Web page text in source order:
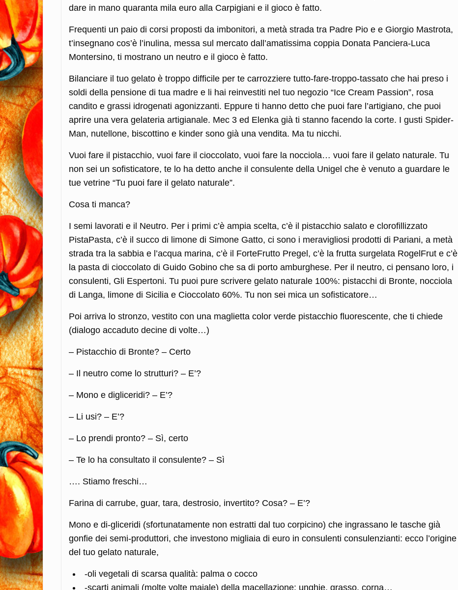
dare in mano quaranta mila euro alla Carpigiani e il gioco è fatto.
Frequenti un paio di corsi proposti da imbonitori, a metà strada tra Padre Pio e e Giorgio Mastrota,
t’insegnano cos’è l’inulina, messa sul mercato dall’amatissima coppia Donata Panciera-Luca
Montersino, ti mostrano un neutro e il gioco è fatto.
Bilanciare il tuo gelato è troppo difficile per te carrozziere tutto-fare-troppo-tassato che hai preso i
soldi della pensione di tua madre e li hai reinvestiti nel tuo negozio “Ice Cream Passion”, rosa
candito e grassi idrogenati agonizzanti. Eppure ti hanno detto che puoi fare l’artigiano, che puoi
aprire una vera gelateria artigianale. Mec 3 ed Elenka già ti stanno facendo la corte. I gusti Spider-
Man, nutellone, biscottino e kinder sono già una vendita. Ma tu nicchi.
Vuoi fare il pistacchio, vuoi fare il cioccolato, vuoi fare la nocciola… vuoi fare il gelato naturale. Tu
non sei un sofisticatore, te lo ha detto anche il consulente della Unigel che è venuto a guardare le
tue vetrine “Tu puoi fare il gelato naturale”.
Cosa ti manca?
I semi lavorati e il Neutro. Per i primi c’è ampia scelta, c’è il pistacchio salato e clorofillizzato
PistaPasta, c’è il succo di limone di Simone Gatto, ci sono i meravigliosi prodotti di Pariani, a metà
strada tra la sabbia e l’acqua marina, c’è il ForteFrutto Pregel, c’è la frutta surgelata RogelFrut e c’è
la pasta di cioccolato di Guido Gobino che sa di porto amburghese. Per il neutro, ci pensano loro, i
consulenti, Gli Espertoni. Tu puoi pure scrivere gelato naturale 100%: pistacchi di Bronte, nocciola
di Langa, limone di Sicilia e Cioccolato 60%. Tu non sei mica un sofisticatore…
Poi arriva lo stronzo, vestito con una maglietta color verde pistacchio fluorescente, che ti chiede
(dialogo accaduto decine di volte…)
– Pistacchio di Bronte? – Certo
– Il neutro come lo strutturi? – E’?
– Mono e digliceridi? – E’?
– Li usi? – E’?
– Lo prendi pronto? – Sì, certo
– Te lo ha consultato il consulente? – Sì
…. Stiamo freschi…
Farina di carrube, guar, tara, destrosio, invertito? Cosa? – E’?
Mono e di-gliceridi (sfortunatamente non estratti dal tuo corpicino) che ingrassano le tasche già
gonfie dei semi-produttori, che investono migliaia di euro in consulenti consulenzianti: ecco l’origine
del tuo gelato naturale,
-oli vegetali di scarsa qualità: palma o cocco
-scarti animali (molte volte maiale) della macellazione: unghie, grasso, corna…